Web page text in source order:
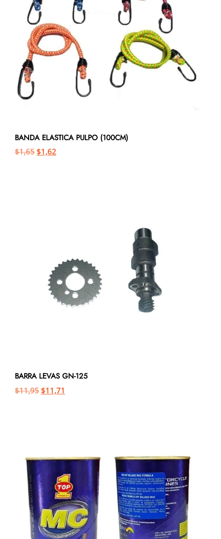
BANDA ELASTICA PULPO (100CM)
$1,65 $1,62
BARRA LEVAS GN-125
$11,95 $11,71